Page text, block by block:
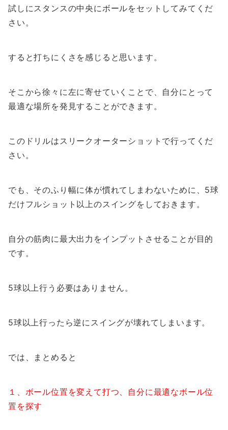
試しにスタンスの中央にボールをセットしてみてくだ
さい。
すると打ちにくさを感じると思います。
そこから徐々に左に寄せていくことで、自分にとって
最適な場所を発見することができます。
このドリルはスリークオーターショットで行ってくだ
さい。
でも、そのふり幅に体が慣れてしまわないために、5球
だけフルショット以上のスイングをしておきます。
自分の筋肉に最大出力をインプットさせることが目的
です。
5球以上行う必要はありません。
5球以上行ったら逆にスイングが壊れてしまいます。
では、まとめると
１、ボール位置を変えて打つ、自分に最適なボール位
置を探す